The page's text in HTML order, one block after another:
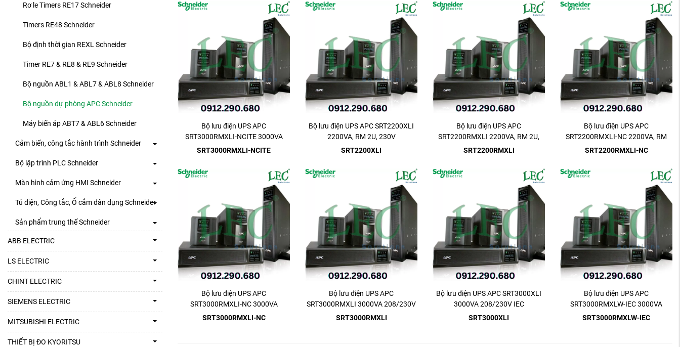
Rơ le Timers RE17 Schneider
Timers RE48 Schneider
Bộ định thời gian REXL Schneider
Timer RE7 & RE8 & RE9 Schneider
Bộ nguồn ABL1 & ABL7 & ABL8 Schneider
Bộ nguồn dự phòng APC Schneider
Máy biến áp ABT7 & ABL6 Schneider
Cảm biến, công tắc hành trình Schneider
Bộ lập trình PLC Schneider
Màn hình cảm ứng HMI Schneider
Tủ điện, Công tắc, Ổ cắm dân dụng Schneider
Sản phẩm trung thế Schneider
ABB ELECTRIC
LS ELECTRIC
CHINT ELECTRIC
SIEMENS ELECTRIC
MITSUBISHI ELECTRIC
THIẾT BỊ ĐO KYORITSU
Bộ lưu điện UPS APC
SRT3000RMXLI-NCITE 3000VA
208/230V IEC
SRT3000RMXLI-NCITE
Bộ lưu điện UPS APC SRT2200XLI
2200VA, RM 2U, 230V
SRT2200XLI
Bộ lưu điện UPS APC
SRT2200RMXLI 2200VA, RM 2U,
230V
SRT2200RMXLI
Bộ lưu điện UPS APC
SRT2200RMXLI-NC 2200VA, RM
2U, 230V
SRT2200RMXLI-NC
Bộ lưu điện UPS APC
SRT3000RMXLI-NC 3000VA
208/230V IEC
SRT3000RMXLI-NC
Bộ lưu điện UPS APC
SRT3000RMXLI 3000VA 208/230V
IEC
SRT3000RMXLI
Bộ lưu điện UPS APC SRT3000XLI
3000VA 208/230V IEC
SRT3000XLI
Bộ lưu điện UPS APC
SRT3000RMXLW-IEC 3000VA
208/230V IEC
SRT3000RMXLW-IEC